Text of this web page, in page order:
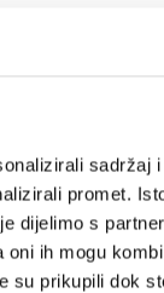
sadržaj
promet.
dijelimo s
oni ih mogu
su prikupili dok
zarte
zwischen den